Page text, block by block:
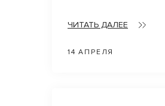
ЧИТАТЬ ДАЛЕЕ
14 АПРЕЛЯ